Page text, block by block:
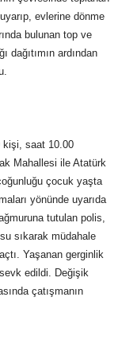
evlerine dönme
bulunan top ve
dağıtımın ardından
kişi, saat 10.00
Mahallesi ile Atatürk
çocuk yaşta
yönünde uyarıda
tutulan polis,
sıkarak müdahale
Yaşanan gerginlik
edildi. Değişik
çatışmanın